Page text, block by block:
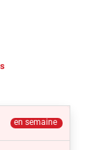
en semaine